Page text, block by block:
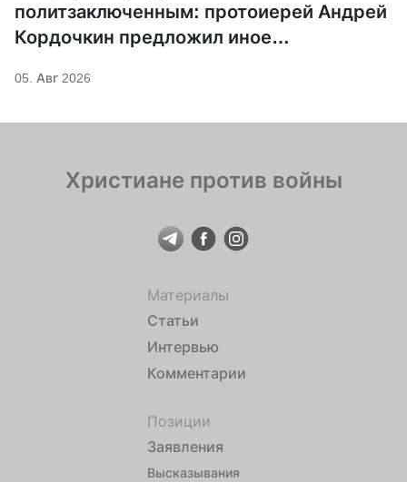
политзаключенным: протоиерей Андрей
Кордочкин предложил иное
Саровского
05. Авг 2026
Христиане против войны
Материалы
Статьи
Интервью
Комментарии
Позиции
Заявления
Высказывания